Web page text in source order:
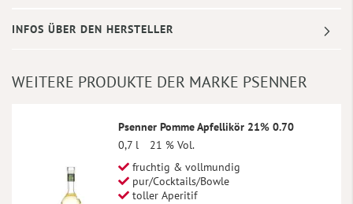
INFOS ÜBER DEN HERSTELLER
WEITERE PRODUKTE DER MARKE PSENNER
Psenner Pomme Apfellikör 21% 0.70
0,7 l
21 % Vol.
fruchtig & vollmundig
pur/Cocktails/Bowle
toller Aperitif